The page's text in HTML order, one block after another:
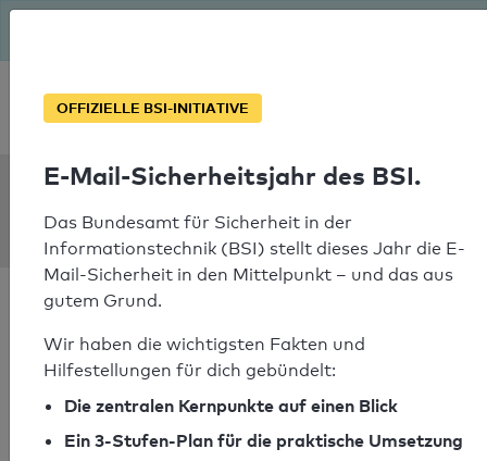
Soforthilfe bei Notfällen
zufikon.ch
SPF-Check bestanden
Ihr SPF-Record Prüfergebnis
OFFIZIELLE BSI-INITIATIVE
E-Mail-Sicherheitsjahr des BSI.
Das Bundesamt für Sicherheit in der
Informationstechnik (BSI) stellt dieses Jahr die E-
Mail-Sicherheit in den Mittelpunkt – und das aus
gutem Grund.
Wir haben die wichtigsten Fakten und
Hilfestellungen für dich gebündelt:
Die zentralen Kernpunkte auf einen Blick
Ein 3-Stufen-Plan für die praktische Umsetzung